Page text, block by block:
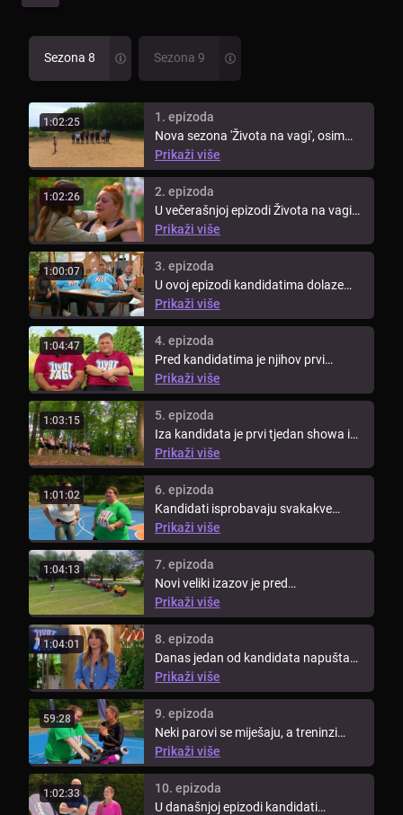
Sezona 8 Sezona 9
1:02:25
1. epizoda
Nova sezona 'Života na vagi', osim
snažne volje i ustrajnosti novih ...
Prikaži više
1:02:26
2. epizoda
U večerašnjoj epizodi Života na vagi
pogledajte prvo vaganje ...
Prikaži više
1:00:07
3. epizoda
U ovoj epizodi kandidatima dolaze
doktori iz poliklinike Aviva kako ...
Prikaži više
1:04:47
4. epizoda
Pred kandidatima je njihov prvi
izazov. Moraju složiti kockice šećera
...
Prikaži više
1:03:15
5. epizoda
Iza kandidata je prvi tjedan showa i
došlo je vrijeme za novo ...
Prikaži više
1:01:02
6. epizoda
Kandidati isprobavaju svakakve
metode vježbi i pronalaze onu koja im
...
Prikaži više
1:04:13
7. epizoda
Novi veliki izazov je pred
kandidatima. Tim koji odnese
pobjedu ...
Prikaži više
1:04:01
8. epizoda
Danas jedan od kandidata napušta
show, a to je kandidat koji će se na ...
Prikaži više
59:28
9. epizoda
Neki parovi se miješaju, a treninzi
postaju sve intenzivniji. Plavi ...
Prikaži više
1:02:33
10. epizoda
U današnjoj epizodi kandidati